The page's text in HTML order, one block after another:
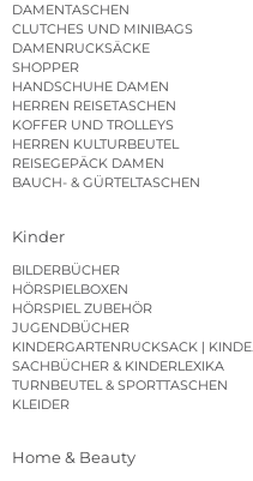
DAMENTASCHEN
CLUTCHES UND MINIBAGS
DAMENRUCKSÄCKE
SHOPPER
HANDSCHUHE DAMEN
HERREN REISETASCHEN
KOFFER UND TROLLEYS
HERREN KULTURBEUTEL
REISEGEPÄCK DAMEN
BAUCH- & GÜRTELTASCHEN
Kinder
BILDERBÜCHER
HÖRSPIELBOXEN
HÖRSPIEL ZUBEHÖR
JUGENDBÜCHER
SACHBÜCHER & KINDERLEXIKA
TURNBEUTEL & SPORTTASCHEN
KLEIDER
Home & Beauty